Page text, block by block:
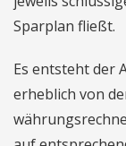
Sparplan fließt.
Es entsteht der
erheblich von